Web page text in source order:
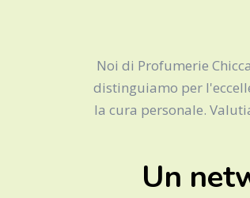
Noi di Profumerie
distinguiamo per
la cura personale.
Un